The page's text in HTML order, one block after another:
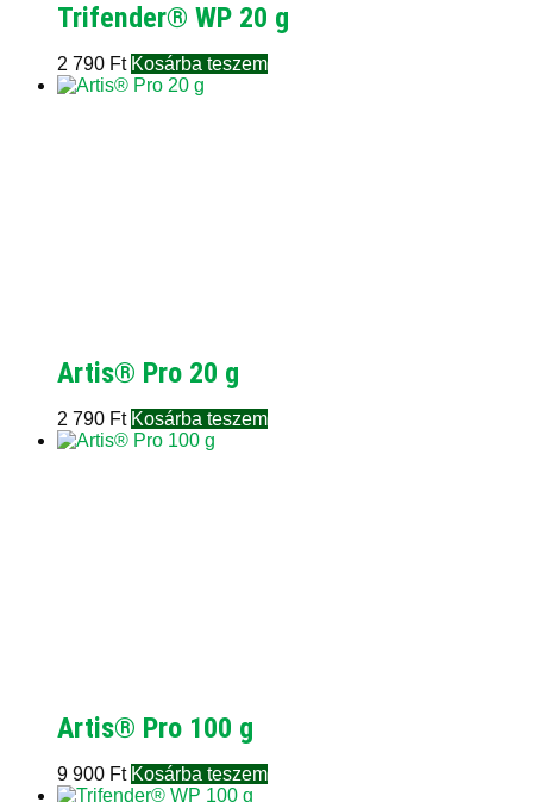
Trifender® WP 20 g
2 790 Ft Kosárba teszem
Artis® Pro 20 g
2 790 Ft Kosárba teszem
Artis® Pro 100 g
9 900 Ft Kosárba teszem